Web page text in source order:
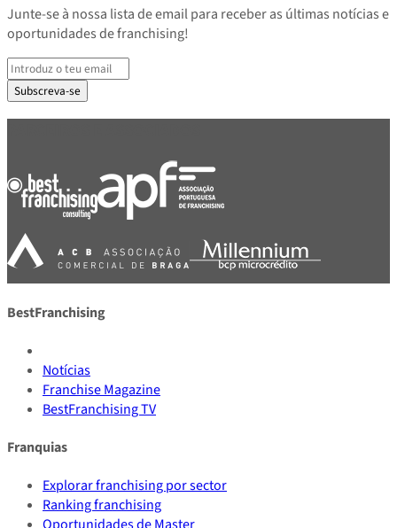
Junte-se à nossa lista de email para receber as últimas notícias e
oportunidades de franchising!
Subscreva-se
BestFranchising
Notícias
Franchise Magazine
BestFranchising TV
Franquias
Explorar franchising por sector
Ranking franchising